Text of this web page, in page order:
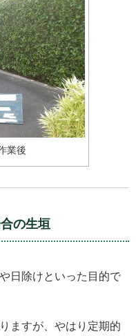
業後
の生垣
日除けといった目的で
ますが、やはり定期的